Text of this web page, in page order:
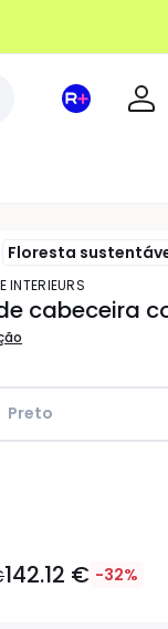
Espaço
Floresta
INTERIEURS
cabeceira
Preto
142.12 € -32%